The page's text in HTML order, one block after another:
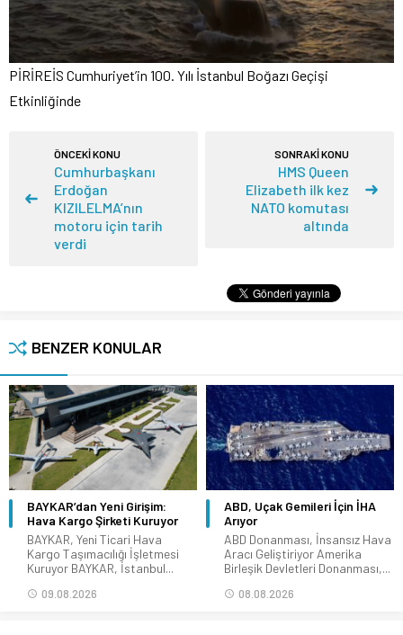
PİRİREİS Cumhuriyet’in 100. Yılı İstanbul Boğazı Geçişi
Etkinliğinde
ÖNCEKİ KONU
Cumhurbaşkanı
Erdoğan
KIZILELMA’nın
motoru için tarih
verdi
SONRAKİ KONU
HMS Queen
Elizabeth ilk kez
NATO komutası
altında
BENZER KONULAR
BAYKAR’dan Yeni Girişim:
Hava Kargo Şirketi Kuruyor
BAYKAR, Yeni Ticari Hava
Kargo Taşımacılığı İşletmesi
Kuruyor BAYKAR, İstanbul...
09.08.2026
ABD, Uçak Gemileri İçin İHA
Arıyor
ABD Donanması, İnsansız Hava
Aracı Geliştiriyor Amerika
Birleşik Devletleri Donanması,...
08.08.2026